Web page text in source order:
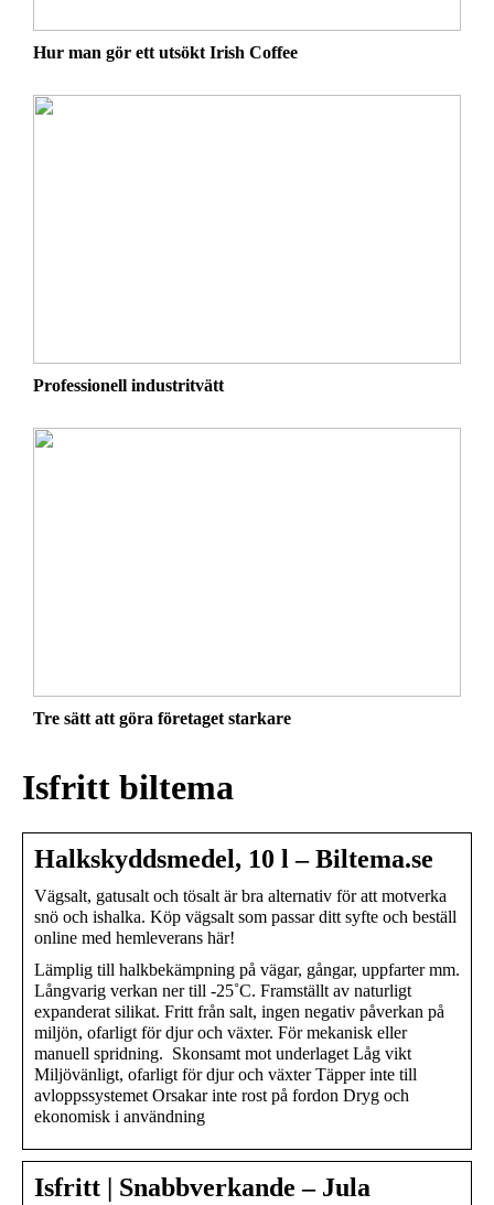
Hur man gör ett utsökt Irish Coffee
Professionell industritvätt
Tre sätt att göra företaget starkare
Isfritt biltema
Halkskyddsmedel, 10 l – Biltema.se
Vägsalt, gatusalt och tösalt är bra alternativ för att motverka
snö och ishalka. Köp vägsalt som passar ditt syfte och beställ
online med hemleverans här!
Lämplig till halkbekämpning på vägar, gångar, uppfarter mm.
Långvarig verkan ner till -25˚C. Framställt av naturligt
expanderat silikat. Fritt från salt, ingen negativ påverkan på
miljön, ofarligt för djur och växter. För mekanisk eller
manuell spridning. Skonsamt mot underlaget Låg vikt
Miljövänligt, ofarligt för djur och växter Täpper inte till
avloppssystemet Orsakar inte rost på fordon Dryg och
ekonomisk i användning
Isfritt | Snabbverkande – Jula